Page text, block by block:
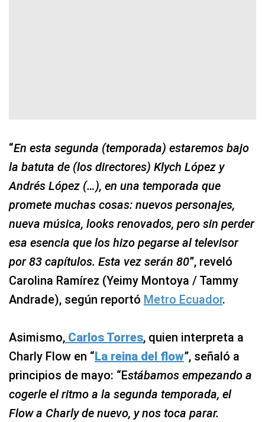
“En esta segunda (temporada) estaremos bajo
la batuta de (los directores) Klych López y
Andrés López (…), en una temporada que
promete muchas cosas: nuevos personajes,
nueva música, looks renovados, pero sin perder
esa esencia que los hizo pegarse al televisor
por 83 capítulos. Esta vez serán 80”, reveló
Carolina Ramírez (Yeimy Montoya / Tammy
Andrade), según reportó Metro Ecuador.
Asimismo, Carlos Torres, quien interpreta a
Charly Flow en “La reina del flow”, señaló a
principios de mayo: “Estábamos empezando a
cogerle el ritmo a la segunda temporada, el
Flow a Charly de nuevo, y nos toca parar.